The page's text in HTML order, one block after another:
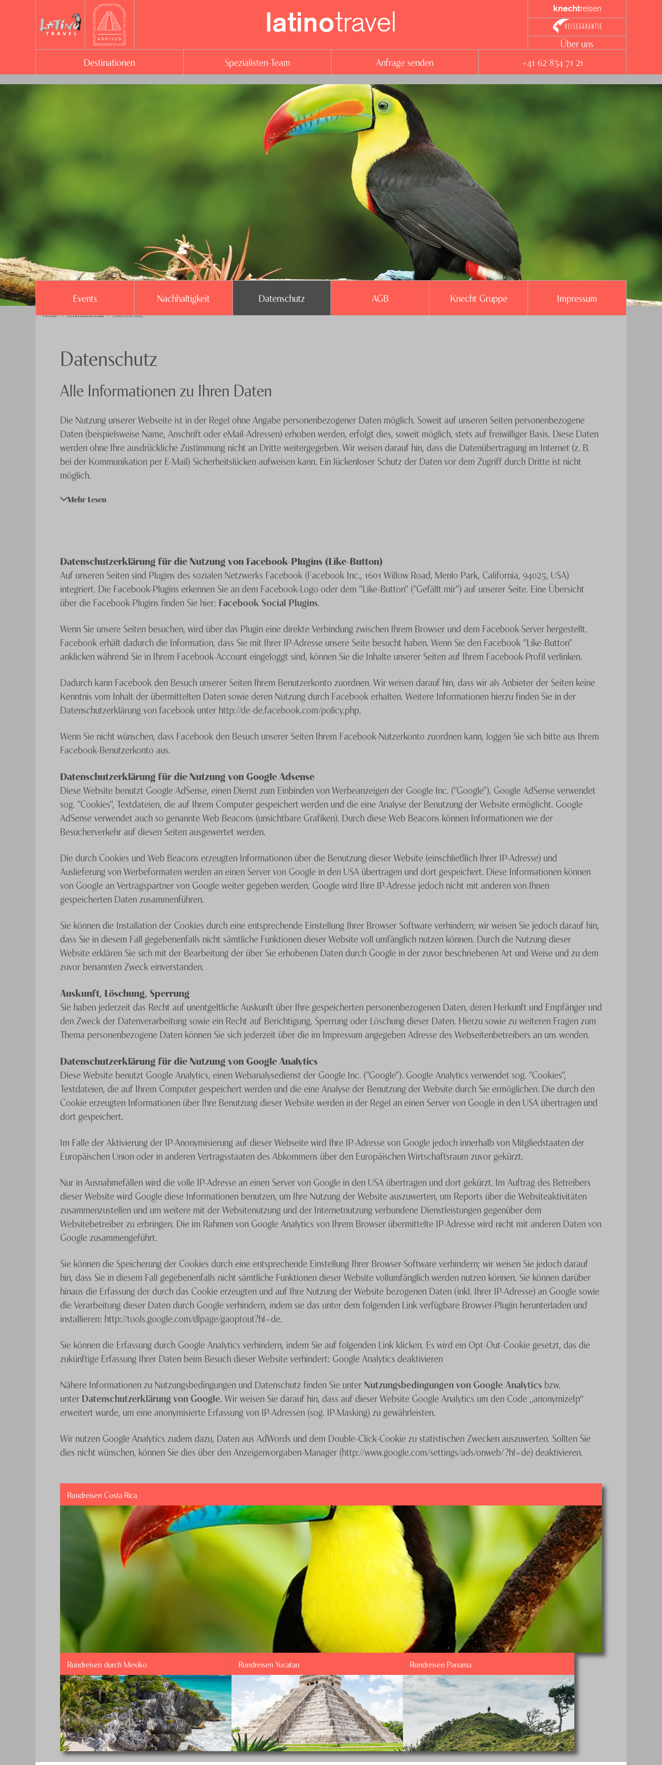
latinotravel
knechtreisen
Über uns
Destinationen
Spezialisten-Team Anfrage senden +41 62 834 71 21
Events Nachhaltigkeit Datenschutz AGB Knecht Gruppe Impressum
Home Zentralamerika Datenschutz
Datenschutz
Alle Informationen zu Ihren Daten
Die Nutzung unserer Webseite ist in der Regel ohne Angabe personenbezogener Daten möglich. Soweit auf unseren Seiten personenbezogene
Daten (beispielsweise Name, Anschrift oder eMail-Adressen) erhoben werden, erfolgt dies, soweit möglich, stets auf freiwilliger Basis. Diese Daten
werden ohne Ihre ausdrückliche Zustimmung nicht an Dritte weitergegeben. Wir weisen darauf hin, dass die Datenübertragung im Internet (z. B.
bei der Kommunikation per E-Mail) Sicherheitslücken aufweisen kann. Ein lückenloser Schutz der Daten vor dem Zugriff durch Dritte ist nicht
möglich.
Mehr Lesen
Datenschutzerklärung für die Nutzung von Facebook-Plugins (Like-Button)
Auf unseren Seiten sind Plugins des sozialen Netzwerks Facebook (Facebook Inc., 1601 Willow Road, Menlo Park, California, 94025, USA)
integriert. Die Facebook-Plugins erkennen Sie an dem Facebook-Logo oder dem "Like-Button" ("Gefällt mir") auf unserer Seite. Eine Übersicht
über die Facebook-Plugins finden Sie hier: Facebook Social Plugins.
Wenn Sie unsere Seiten besuchen, wird über das Plugin eine direkte Verbindung zwischen Ihrem Browser und dem Facebook-Server hergestellt.
Facebook erhält dadurch die Information, dass Sie mit Ihrer IP-Adresse unsere Seite besucht haben. Wenn Sie den Facebook "Like-Button"
anklicken während Sie in Ihrem Facebook-Account eingeloggt sind, können Sie die Inhalte unserer Seiten auf Ihrem Facebook-Profil verlinken.
Dadurch kann Facebook den Besuch unserer Seiten Ihrem Benutzerkonto zuordnen. Wir weisen darauf hin, dass wir als Anbieter der Seiten keine
Kenntnis vom Inhalt der übermittelten Daten sowie deren Nutzung durch Facebook erhalten. Weitere Informationen hierzu finden Sie in der
Datenschutzerklärung von facebook unter http://de-de.facebook.com/policy.php.
Wenn Sie nicht wünschen, dass Facebook den Besuch unserer Seiten Ihrem Facebook-Nutzerkonto zuordnen kann, loggen Sie sich bitte aus Ihrem
Facebook-Benutzerkonto aus.
Datenschutzerklärung für die Nutzung von Google Adsense
Diese Website benutzt Google AdSense, einen Dienst zum Einbinden von Werbeanzeigen der Google Inc. ("Google"). Google AdSense verwendet
sog. "Cookies", Textdateien, die auf Ihrem Computer gespeichert werden und die eine Analyse der Benutzung der Website ermöglicht. Google
AdSense verwendet auch so genannte Web Beacons (unsichtbare Grafiken). Durch diese Web Beacons können Informationen wie der
Besucherverkehr auf diesen Seiten ausgewertet werden.
Die durch Cookies und Web Beacons erzeugten Informationen über die Benutzung dieser Website (einschließlich Ihrer IP-Adresse) und
Auslieferung von Werbeformaten werden an einen Server von Google in den USA übertragen und dort gespeichert. Diese Informationen können
von Google an Vertragspartner von Google weiter gegeben werden. Google wird Ihre IP-Adresse jedoch nicht mit anderen von Ihnen
gespeicherten Daten zusammenführen.
Sie können die Installation der Cookies durch eine entsprechende Einstellung Ihrer Browser Software verhindern; wir weisen Sie jedoch darauf hin,
dass Sie in diesem Fall gegebenenfalls nicht sämtliche Funktionen dieser Website voll umfänglich nutzen können. Durch die Nutzung dieser
Website erklären Sie sich mit der Bearbeitung der über Sie erhobenen Daten durch Google in der zuvor beschriebenen Art und Weise und zu dem
zuvor benannten Zweck einverstanden.
Auskunft, Löschung, Sperrung
Sie haben jederzeit das Recht auf unentgeltliche Auskunft über Ihre gespeicherten personenbezogenen Daten, deren Herkunft und Empfänger und
den Zweck der Datenverarbeitung sowie ein Recht auf Berichtigung, Sperrung oder Löschung dieser Daten. Hierzu sowie zu weiteren Fragen zum
Thema personenbezogene Daten können Sie sich jederzeit über die im Impressum angegeben Adresse des Webseitenbetreibers an uns wenden.
Datenschutzerklärung für die Nutzung von Google Analytics
Diese Website benutzt Google Analytics, einen Webanalysedienst der Google Inc. ("Google"). Google Analytics verwendet sog. "Cookies",
Textdateien, die auf Ihrem Computer gespeichert werden und die eine Analyse der Benutzung der Website durch Sie ermöglichen. Die durch den
Cookie erzeugten Informationen über Ihre Benutzung dieser Website werden in der Regel an einen Server von Google in den USA übertragen und
dort gespeichert.
Im Falle der Aktivierung der IP-Anonymisierung auf dieser Webseite wird Ihre IP-Adresse von Google jedoch innerhalb von Mitgliedstaaten der
Europäischen Union oder in anderen Vertragsstaaten des Abkommens über den Europäischen Wirtschaftsraum zuvor gekürzt.
Nur in Ausnahmefällen wird die volle IP-Adresse an einen Server von Google in den USA übertragen und dort gekürzt. Im Auftrag des Betreibers
dieser Website wird Google diese Informationen benutzen, um Ihre Nutzung der Website auszuwerten, um Reports über die Websiteaktivitäten
zusammenzustellen und um weitere mit der Websitenutzung und der Internetnutzung verbundene Dienstleistungen gegenüber dem
Websitebetreiber zu erbringen. Die im Rahmen von Google Analytics von Ihrem Browser übermittelte IP-Adresse wird nicht mit anderen Daten von
Google zusammengeführt.
Sie können die Speicherung der Cookies durch eine entsprechende Einstellung Ihrer Browser-Software verhindern; wir weisen Sie jedoch darauf
hin, dass Sie in diesem Fall gegebenenfalls nicht sämtliche Funktionen dieser Website vollumfänglich werden nutzen können. Sie können darüber
hinaus die Erfassung der durch das Cookie erzeugten und auf Ihre Nutzung der Website bezogenen Daten (inkl. Ihrer IP-Adresse) an Google sowie
die Verarbeitung dieser Daten durch Google verhindern, indem sie das unter dem folgenden Link verfügbare Browser-Plugin herunterladen und
installieren: http://tools.google.com/dlpage/gaoptout?hl=de.
Sie können die Erfassung durch Google Analytics verhindern, indem Sie auf folgenden Link klicken. Es wird ein Opt-Out-Cookie gesetzt, das die
zukünftige Erfassung Ihrer Daten beim Besuch dieser Website verhindert: Google Analytics deaktivieren
Nähere Informationen zu Nutzungsbedingungen und Datenschutz finden Sie unter Nutzungsbedingungen von Google Analytics bzw.
unter Datenschutzerklärung von Google. Wir weisen Sie darauf hin, dass auf dieser Website Google Analytics um den Code „anonymizeIp“
erweitert wurde, um eine anonymisierte Erfassung von IP-Adressen (sog. IP-Masking) zu gewährleisten.
Wir nutzen Google Analytics zudem dazu, Daten aus AdWords und dem Double-Click-Cookie zu statistischen Zwecken auszuwerten. Sollten Sie
dies nicht wünschen, können Sie dies über den Anzeigenvorgaben-Manager (http://www.google.com/settings/ads/onweb/?hl=de) deaktivieren.
Rundreisen Costa Rica
Rundreisen durch Mexiko Rundreisen Yucatan Rundreisen Panama